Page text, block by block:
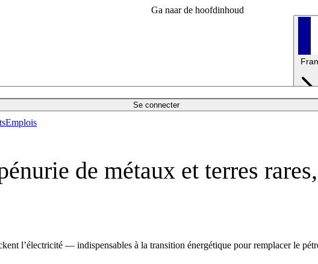
Ga naar de hoofdinhoud
Se connecter
Emplois
de métaux et terres
l’électricité — indispensables à la transition énergétique pour remplacer le